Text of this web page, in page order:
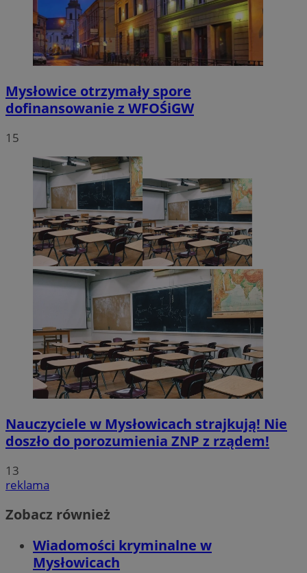
Mysłowice otrzymały spore
dofinansowanie z WFOŚiGW
15
Nauczyciele w Mysłowicach strajkują! Nie
doszło do porozumienia ZNP z rządem!
13
reklama
Zobacz również
Wiadomości kryminalne w
Mysłowicach